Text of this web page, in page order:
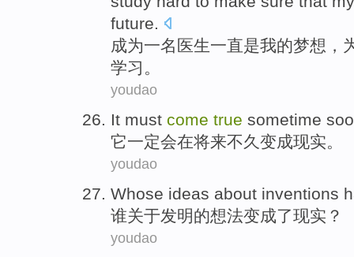
future.
成为一名 医生一直是我的梦想 ，
学习 。
youdao
It must come true sometime
它一定会在将来不久 变成现实。
youdao
Whose ideas about inventions
谁关于发明的想法变成了现实 ？
youdao